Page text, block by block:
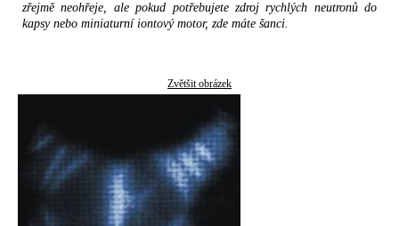
zřejmě neohřeje, ale pokud potřebujete zdroj rychlých neutronů do
kapsy nebo miniaturní iontový motor, zde máte šanci.
Zvětšit obrázek